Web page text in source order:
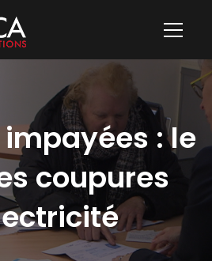
: le
coupures